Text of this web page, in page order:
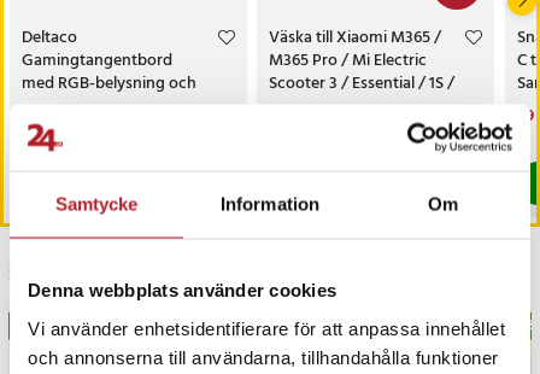
Samtycke Information Om
Denna webbplats använder cookies
Vi använder enhetsidentifierare för att anpassa innehållet
och annonserna till användarna, tillhandahålla funktioner
Deltaco
Gamingtangentbord
med RGB-belysning och
nordisk layout - vit
Pris
499 kr
Sista exemplaret
Väska till Xiaomi M365 /
M365 Pro / Mi Electric
Scooter 3 / Essential / 1S /
Pro 2 / Ninebot Max G30
:299 kr
I lager, levereras inom 1-2 vardagar
C
Senast besökta
BÄSTSÄLJARE